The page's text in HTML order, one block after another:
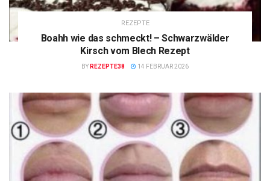
REZEPTE
Boahh wie das schmeckt! – Schwarzwälder
Kirsch vom Blech Rezept
BY REZEPTE38 14 FEBRUAR 2026